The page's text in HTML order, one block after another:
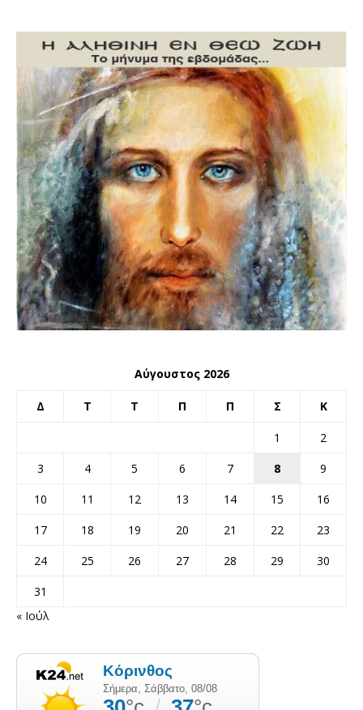
Αύγουστος 2026
Δ Τ Τ Π Π Σ Κ
1
2
3
4 5 6 7 8
9
10
11 12 13 14 15
16
17
18 19 20 21 22
23
24
25 26 27 28 29
30
31
« Ιούλ